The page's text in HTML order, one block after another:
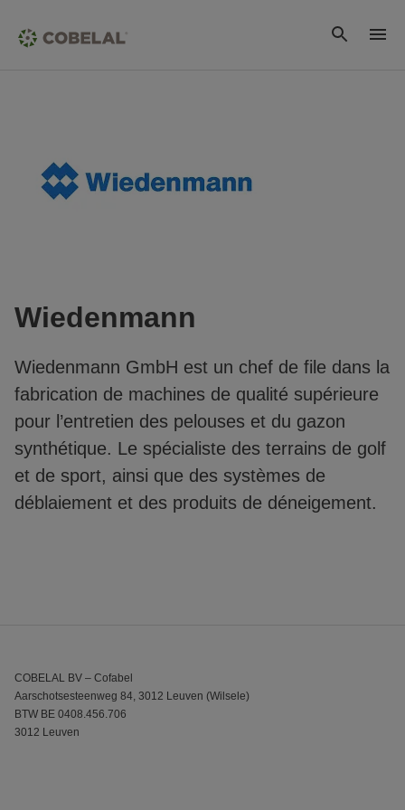
Wiedenmann
Wiedenmann GmbH est un chef de file dans la
fabrication de machines de qualité supérieure
pour l’entretien des pelouses et du gazon
synthétique. Le spécialiste des terrains de golf
et de sport, ainsi que des systèmes de
déblaiement et des produits de déneigement.
COBELAL BV – Cofabel
Aarschotsesteenweg 84, 3012 Leuven (Wilsele)
BTW BE 0408.456.706
3012 Leuven